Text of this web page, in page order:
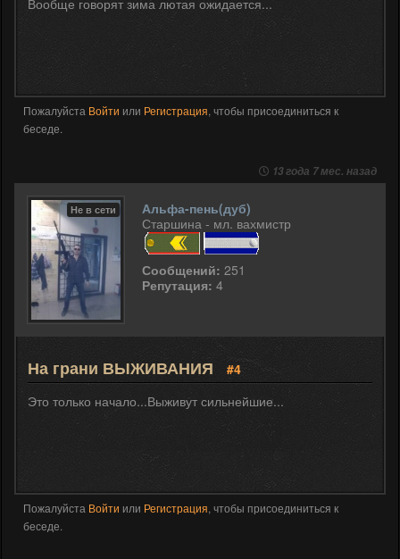
Вообще говорят зима лютая ожидается...
Пожалуйста Войти или Регистрация, чтобы присоединиться к
беседе.
13 года 7 мес. назад
Не в сети
Альфа-пень(дуб)
Старшина - мл. вахмистр
Сообщений: 251
Репутация: 4
На грани ВЫЖИВАНИЯ
#4
Это только начало...Выживут сильнейшие...
Пожалуйста Войти или Регистрация, чтобы присоединиться к
беседе.